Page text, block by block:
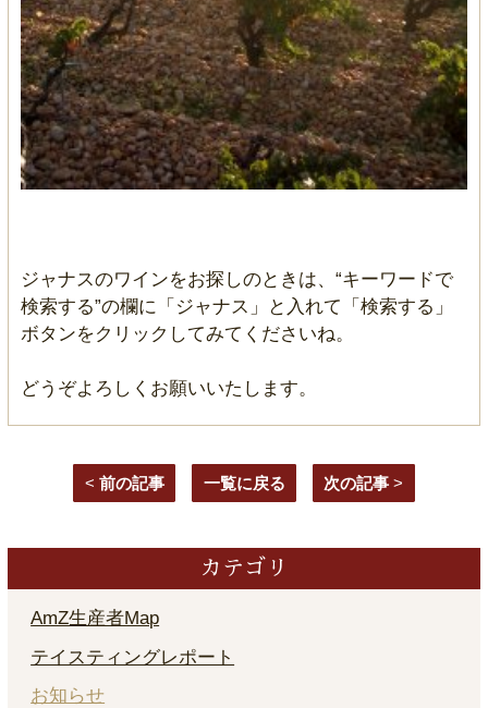
ジャナスのワインをお探しのときは、“キーワードで
検索する”の欄に「ジャナス」と入れて「検索する」
ボタンをクリックしてみてくださいね。
どうぞよろしくお願いいたします。
< 前の記事 一覧に戻る 次の記事 >
カテゴリ
AmZ生産者Map
テイスティングレポート
お知らせ